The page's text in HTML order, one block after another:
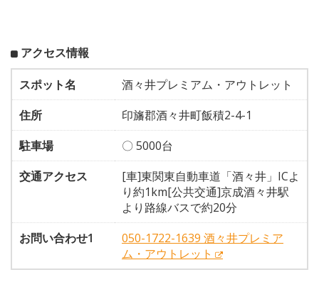
アクセス情報
スポット名
酒々井プレミアム・アウトレット
住所
印旛郡酒々井町飯積2-4-1
駐車場
〇 5000台
交通アクセス
[車]東関東自動車道「酒々井」ICよ
り約1km[公共交通]京成酒々井駅
より路線バスで約20分
お問い合わせ1
050-1722-1639 酒々井プレミア
ム・アウトレット